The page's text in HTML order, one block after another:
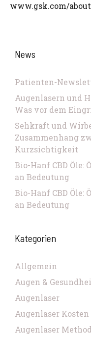
www.gsk.com/
News
Patienten-
Augenlasern und
Was vor dem
Sehkraft und
Zusammenhang
Kurzsichtigkeit
Bio-Hanf CBD
an Bedeutung
Bio-Hanf CBD
an Bedeutung
Kategorien
Allgemein
Augen &
Augenlaser
Augenlaser Kosten
Augenlaser